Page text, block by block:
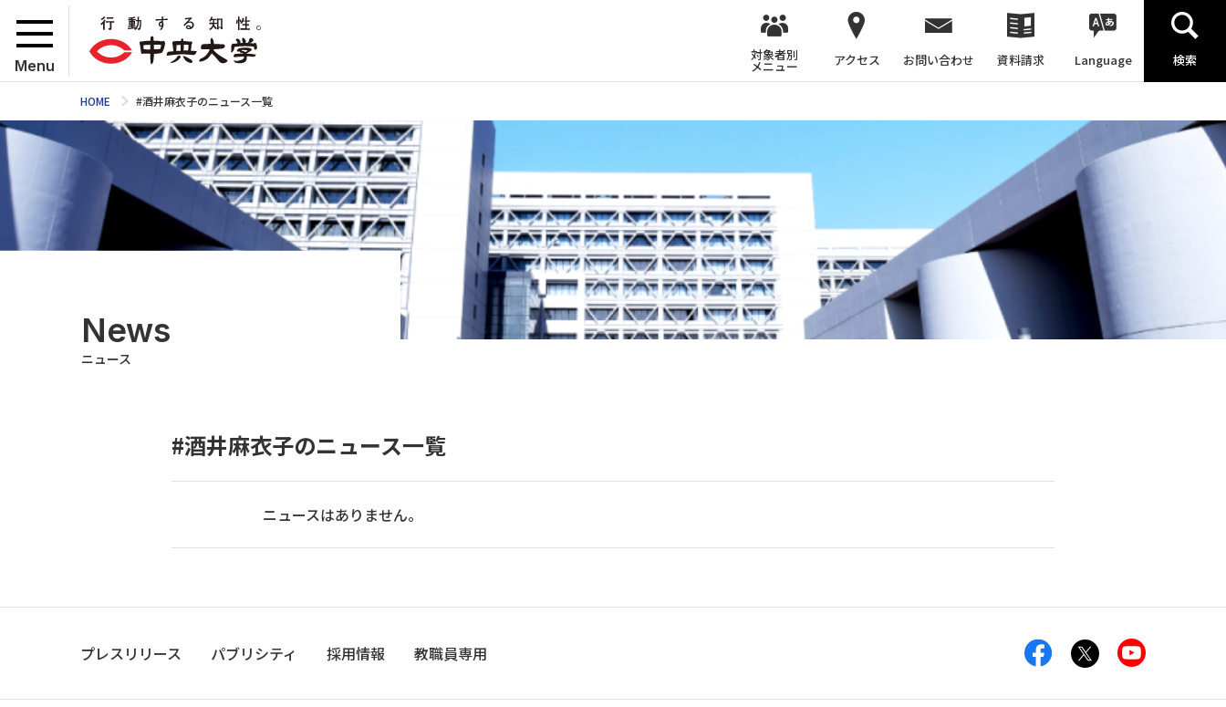
Menu
対象者別
メニュー アクセス お問い合わせ 資料請求 Language 検索
HOME #酒井麻衣子のニュース一覧
News
ニュース
#酒井麻衣子のニュース一覧
ニュースはありません。
プレスリリース パブリシティ 採用情報 教職員専用